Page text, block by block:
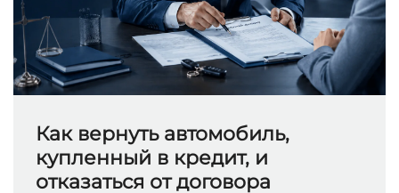
Как вернуть автомобиль,
купленный в кредит, и
отказаться от договора